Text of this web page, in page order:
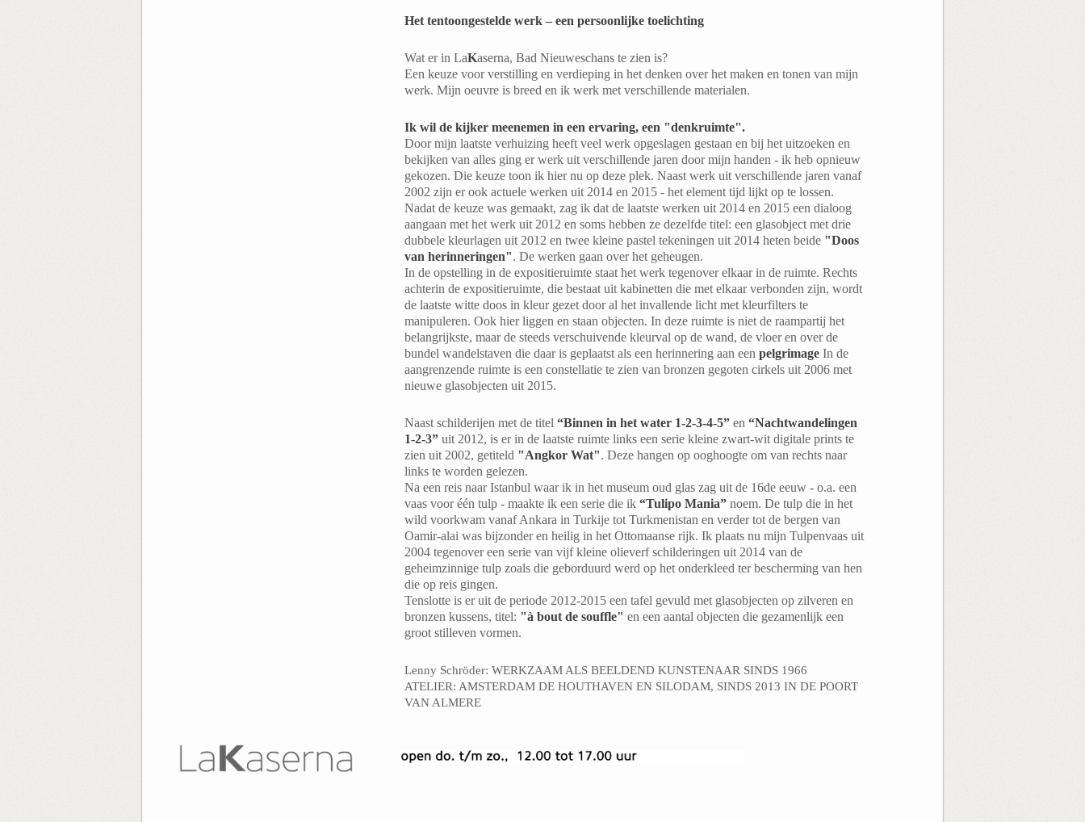
Het tentoongestelde werk – een persoonlijke toelichting
Wat er in LaKaserna, Bad Nieuweschans te zien is?
Een keuze voor verstilling en verdieping in het denken over het maken en tonen van mijn
werk. Mijn oeuvre is breed en ik werk met verschillende materialen.
Ik wil de kijker meenemen in een ervaring, een "denkruimte".
Door mijn laatste verhuizing heeft veel werk opgeslagen gestaan en bij het uitzoeken en
bekijken van alles ging er werk uit verschillende jaren door mijn handen - ik heb opnieuw
gekozen. Die keuze toon ik hier nu op deze plek. Naast werk uit verschillende jaren vanaf
2002 zijn er ook actuele werken uit 2014 en 2015 - het element tijd lijkt op te lossen.
Nadat de keuze was gemaakt, zag ik dat de laatste werken uit 2014 en 2015 een dialoog
aangaan met het werk uit 2012 en soms hebben ze dezelfde titel: een glasobject met drie
dubbele kleurlagen uit 2012 en twee kleine pastel tekeningen uit 2014 heten beide "Doos
van herinneringen". De werken gaan over het geheugen.
In de opstelling in de expositieruimte staat het werk tegenover elkaar in de ruimte. Rechts
achterin de expositieruimte, die bestaat uit kabinetten die met elkaar verbonden zijn, wordt
de laatste witte doos in kleur gezet door al het invallende licht met kleurfilters te
manipuleren. Ook hier liggen en staan objecten. In deze ruimte is niet de raampartij het
belangrijkste, maar de steeds verschuivende kleurval op de wand, de vloer en over de
bundel wandelstaven die daar is geplaatst als een herinnering aan een pelgrimage In de
aangrenzende ruimte is een constellatie te zien van bronzen gegoten cirkels uit 2006 met
nieuwe glasobjecten uit 2015.
Naast schilderijen met de titel “Binnen in het water 1-2-3-4-5”en “Nachtwandelingen
1-2-3” uit 2012, is er in de laatste ruimte links een serie kleine zwart-wit digitale prints te
zien uit 2002, getiteld "Angkor Wat". Deze hangen op ooghoogte om van rechts naar
links te worden gelezen.
Na een reis naar Istanbul waar ik in het museum oud glas zag uit de 16de eeuw - o.a. een
vaas voor één tulp - maakte ik een serie die ik “Tulipo Mania”noem. De tulp die in het
wild voorkwam vanaf Ankara in Turkije tot Turkmenistan en verder tot de bergen van
Oamir-alai was bijzonder en heilig in het Ottomaanse rijk. Ik plaats nu mijn Tulpenvaas uit
2004 tegenover een serie van vijf kleine olieverf schilderingen uit 2014 van de
geheimzinnige tulp zoals die geborduurd werd op het onderkleed ter bescherming van hen
die op reis gingen.
Tenslotte is er uit de periode 2012-2015 een tafel gevuld met glasobjecten op zilveren en
bronzen kussens, titel: "à bout de souffle" en een aantal objecten die gezamenlijk een
groot stilleven vormen.
Lenny Schröder: WERKZAAM ALS BEELDEND KUNSTENAAR SINDS 1966
ATELIER: AMSTERDAM DE HOUTHAVEN EN SILODAM, SINDS 2013 IN DE POORT
VAN ALMERE